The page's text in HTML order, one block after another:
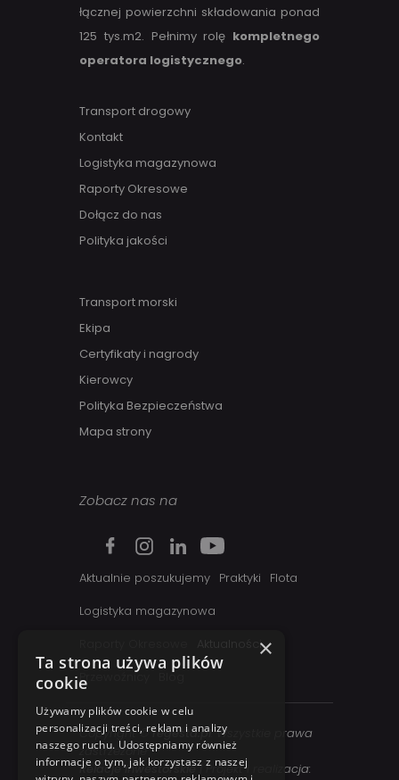
łącznej powierzchni składowania ponad
125 tys.m2. Pełnimy rolę kompletnego
operatora logistycznego.
Transport drogowy
Kontakt
Logistyka magazynowa
Raporty Okresowe
Dołącz do nas
Polityka jakości
Transport morski
Ekipa
Certyfikaty i nagrody
Kierowcy
Polityka Bezpieczeństwa
Mapa strony
Zobacz nas na
Aktualnie poszukujemy Praktyki
Flota
Logistyka magazynowa
Aktualności
Przewoźnicy
Blog
Copyright ©regesta.pl. Wszystkie prawa
zastrzezone
Relacje inwestorskie| Projekt i realizacja:
×
Ta strona używa plików
cookie
Używamy plików cookie w celu
personalizacji treści, reklam i analizy
naszego ruchu. Udostępniamy również
informacje o tym, jak korzystasz z naszej